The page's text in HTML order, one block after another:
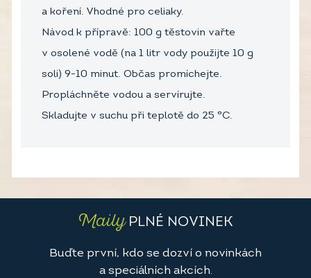
a koření. Vhodné pro celiaky.
Návod k přípravě: 100 g těstovin vařte
v osolené vodě (na 1 litr vody použijte 10 g
soli) 9-10 minut. Občas promíchejte.
Propláchněte vodou a servírujte.
Skladujte v suchu při teplotě do 25 °C.
MailyPLNÉ NOVINEK
Buďte první, kdo se dozví o novinkách
a speciálních akcích.